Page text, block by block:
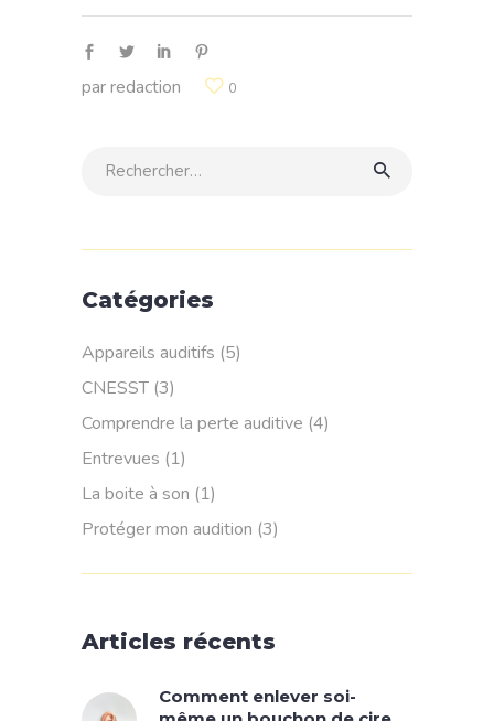
parredaction 0
Rechercher:
Catégories
Appareils auditifs (5)
CNESST (3)
Comprendre la perte auditive (4)
Entrevues (1)
La boite à son (1)
Protéger mon audition (3)
Articles récents
Comment enlever soi-